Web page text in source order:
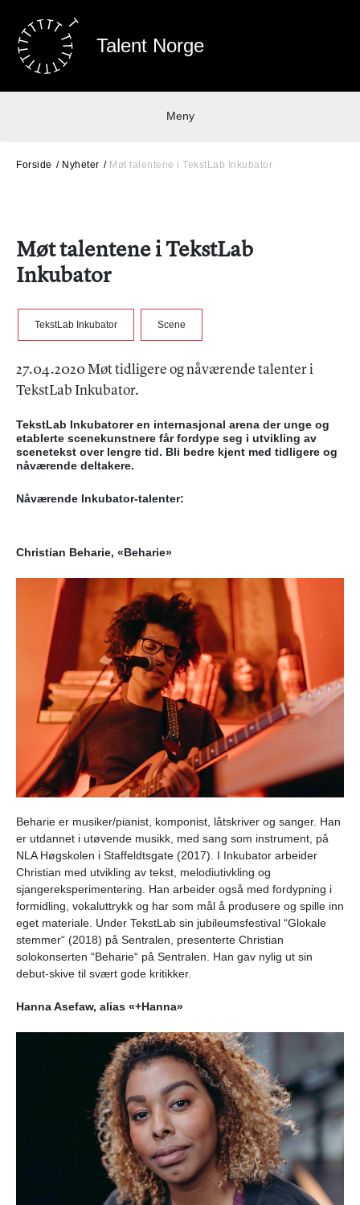
Talent Norge
Meny
Forside Nyheter Møt talentene i TekstLab Inkubator
Møt talentene i TekstLab
Inkubator
TekstLab Inkubator Scene
27.04.2020 Møt tidligere og nåværende talenter i
TekstLab Inkubator.
TekstLab Inkubatorer en internasjonal arena der unge og
etablerte scenekunstnere får fordype seg i utvikling av
scenetekst over lengre tid. Bli bedre kjent med tidligere og
nåværende deltakere.
Nåværende Inkubator-talenter:
Christian Beharie, «Beharie»
Beharie er musiker/pianist, komponist, låtskriver og sanger. Han
er utdannet i utøvende musikk, med sang som instrument, på
NLA Høgskolen i Staffeldtsgate (2017). I Inkubator arbeider
Christian med utvikling av tekst, melodiutivkling og
sjangereksperimentering. Han arbeider også med fordypning i
formidling, vokaluttrykk og har som mål å produsere og spille inn
eget materiale. Under TekstLab sin jubileumsfestival “Glokale
stemmer“ (2018) på Sentralen, presenterte Christian
solokonserten “Beharie“ på Sentralen. Han gav nylig ut sin
debut-skive til svært gode kritikker.
Hanna Asefaw, alias «+Hanna»